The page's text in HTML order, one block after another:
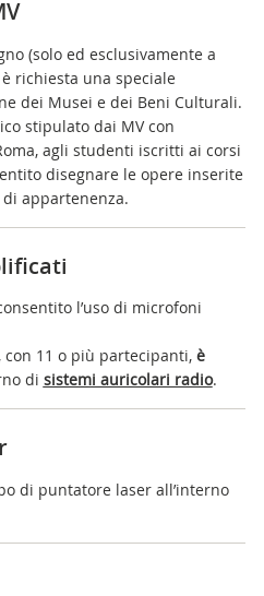
(solo ed esclusivamente a
richiesta una speciale
dei Musei e dei Beni Culturali.
stipulato dai MV con
agli studenti iscritti ai corsi
disegnare le opere inserite
appartenenza.
l’uso di microfoni
11 o più partecipanti, è
di sistemi auricolari radio.
di puntatore laser all’interno